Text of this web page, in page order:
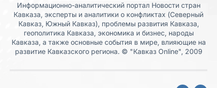
Информационно-аналитический портал Новости стран
Кавказа, эксперты и аналитики о конфликтах (Северный
Кавказ, Южный Кавказ), проблемы развития Кавказа,
геополитика Кавказа, экономика и бизнес, народы
Кавказа, а также основные события в мире, влияющие на
развитие Кавказского региона. © "Кавказ Online", 2009